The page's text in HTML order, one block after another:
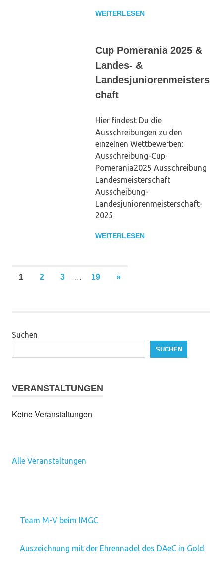
WEITERLESEN
Cup Pomerania 2025 &
Landes- &
Landesjuniorenmeisters
chaft
Hier findest Du die
Ausschreibungen zu den
einzelnen Wettbewerben:
Ausschreibung-Cup-
Pomerania2025 Ausschreibung
Landesmeisterschaft
Ausscheibung-
Landesjuniorenmeisterschaft-
2025
WEITERLESEN
Seitennummerierung
1 2 3 … 19
NÄCHSTE
»
Suchen
SUCHEN
VERANSTALTUNGEN
Keine Veranstaltungen
Alle Veranstaltungen
Team M-V beim IMGC
Auszeichnung mit der Ehrennadel des DAeC in Gold